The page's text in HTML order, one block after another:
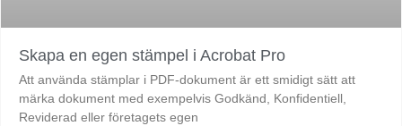
Skapa en egen stämpel i Acrobat Pro
Att använda stämplar i PDF-dokument är ett smidigt sätt att
märka dokument med exempelvis Godkänd, Konfidentiell,
Reviderad eller företagets egen